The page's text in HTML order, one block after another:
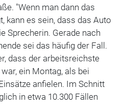
"Wenn man dann das
kann es sein, dass das Auto
Sprecherin. Gerade nach
sei das häufig der Fall.
dass der arbeitsreichste
ein Montag, als bei
anfielen. Im Schnitt
in etwa 10.300 Fällen